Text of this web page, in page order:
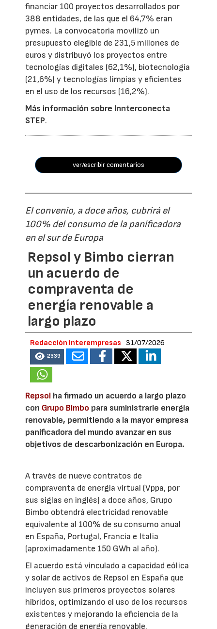
financiar 100 proyectos desarrollados por
388 entidades, de las que el 64,7% eran
pymes. La convocatoria movilizó un
presupuesto elegible de 231,5 millones de
euros y distribuyó los proyectos entre
tecnologías digitales (62,1%), biotecnología
(21,6%) y tecnologías limpias y eficientes
en el uso de los recursos (16,2%).
Más información sobre Innterconecta
STEP.
ver/escribir comentarios
El convenio, a doce años, cubrirá el
100% del consumo de la panificadora
en el sur de Europa
Repsol y Bimbo cierran
un acuerdo de
compraventa de
energía renovable a
largo plazo
Redacción Interempresas 31/07/2026
2339
Repsol ha firmado un acuerdo a largo plazo
con Grupo Bimbo para suministrarle energía
renovable, permitiendo a la mayor empresa
panificadora del mundo avanzar en sus
objetivos de descarbonización en Europa.
A través de nueve contratos de
compraventa de energía virtual (Vppa, por
sus siglas en inglés) a doce años, Grupo
Bimbo obtendrá electricidad renovable
equivalente al 100% de su consumo anual
en España, Portugal, Francia e Italia
(aproximadamente 150 GWh al año).
El acuerdo está vinculado a capacidad eólica
y solar de activos de Repsol en España que
incluyen sus primeros proyectos solares
híbridos, optimizando el uso de los recursos
existentes y mejorando la eficiencia de la
generación de energía renovable.